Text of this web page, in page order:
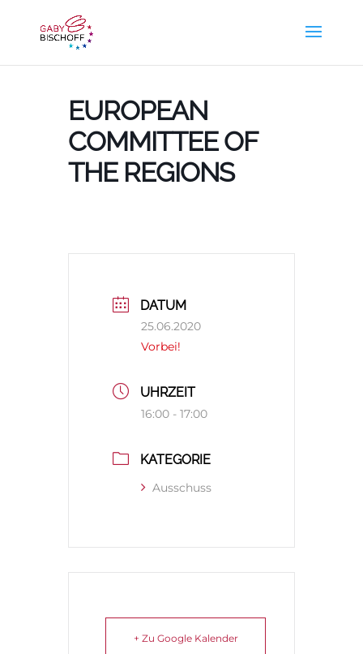
EUROPEAN
COMMITTEE OF
THE REGIONS
DATUM
25.06.2020
Vorbei!
UHRZEIT
16:00 - 17:00
KATEGORIE
Ausschuss
+ Zu Google Kalender